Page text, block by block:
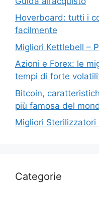
Hoverboard: tutti i
facilmente
Migliori Kettlebell –
Azioni e Forex: le
tempi di forte
Bitcoin,
più famosa del
Migliori
Categorie